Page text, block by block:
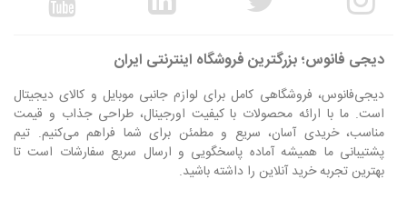
دیجی فانوس؛ بزرگترین فروشگاه اینترنتی ایران
دیجی‌فانوس، فروشگاهی کامل برای لوازم جانبی موبایل و کالای دیجیتال
است. ما با ارائه محصولات با کیفیت اورجینال، طراحی جذاب و قیمت
مناسب، خریدی آسان، سریع و مطمئن برای شما فراهم می‌کنیم. تیم
پشتیبانی ما همیشه آماده پاسخگویی و ارسال سریع سفارشات است تا
بهترین تجربه خرید آنلاین را داشته باشید.